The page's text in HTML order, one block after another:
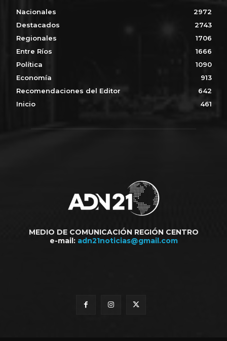
Nacionales
2972
Destacados
2743
Regionales
1706
Entre Ríos
1666
Política
1090
Economía
913
Recomendaciones del Editor
642
Inicio
461
MEDIO DE COMUNICACIÓN REGIÓN CENTRO
e-mail: adn21noticias@gmail.com